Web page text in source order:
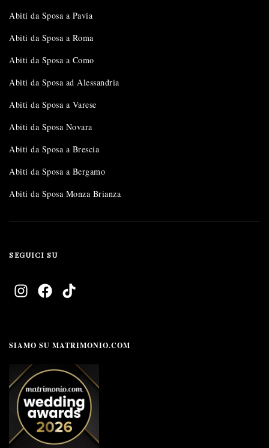
Abiti da Sposa a Pavia
Abiti da Sposa a Roma
Abiti da Sposa a Como
Abiti da Sposa ad Alessandria
Abiti da Sposa a Varese
Abiti da Sposa Novara
Abiti da Sposa a Brescia
Abiti da Sposa a Bergamo
Abiti da Sposa Monza Brianza
SEGUICI SU
SIAMO SU MATRIMONIO.COM